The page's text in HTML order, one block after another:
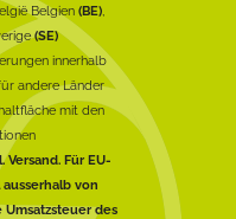
Belgien (BE),
(SE)
innerhalb
andere Länder
mit den
Versand. Für EU-
von
des